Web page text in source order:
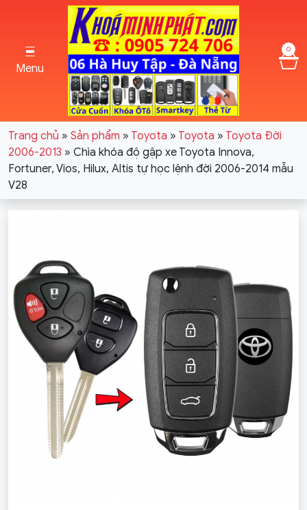
Menu
0
Trang chủ » Sản phẩm » Toyota » Toyota » Toyota Đời
2006-2013 » Chìa khóa độ gập xe Toyota Innova,
Fortuner, Vios, Hilux, Altis tự học lệnh đời 2006-2014 mẫu
V28